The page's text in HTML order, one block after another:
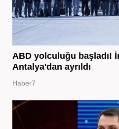
ABD yolculuğu başladı!
Antalya'dan ayrıldı
Haber7